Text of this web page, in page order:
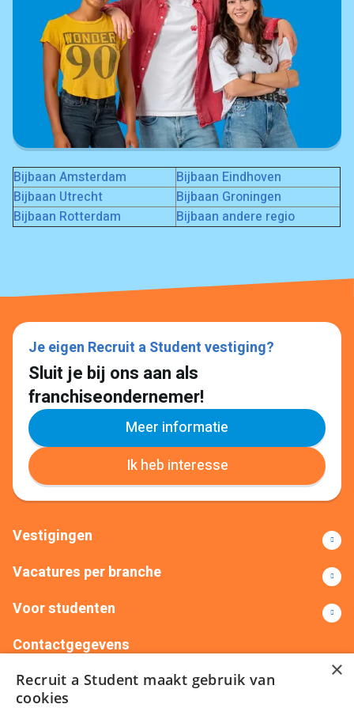
Bijbaan Amsterdam
Bijbaan Eindhoven
Bijbaan Utrecht
Bijbaan Groningen
Bijbaan Rotterdam
Bijbaan andere regio
Je eigen Recruit a Student vestiging?
Sluit je bij ons aan als
franchiseondernemer!
Meer informatie
Ik heb interesse
Vestigingen
Vacatures per branche
Voor studenten
Contactgegevens
+31(0)88 522 00 76
info@recruitastudent.nl
×
Recruit a Student maakt gebruik van
cookies